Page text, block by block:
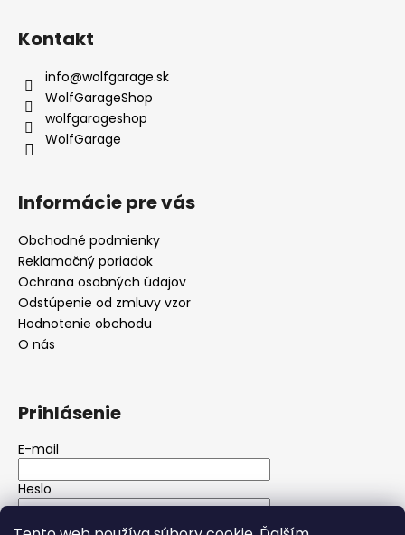
Kontakt
info@wolfgarage.sk
WolfGarageShop
wolfgarageshop
WolfGarage
Informácie pre vás
Obchodné podmienky
Reklamačný poriadok
Ochrana osobných údajov
Odstúpenie od zmluvy vzor
Hodnotenie obchodu
O nás
Prihlásenie
E-mail
Heslo